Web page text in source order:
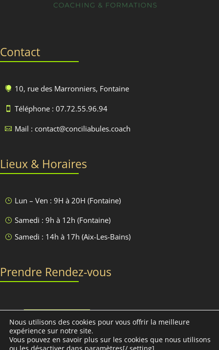
Contact
 10, rue des Marronniers, Fontaine
 Téléphone : 07.72.55.96.94
 Mail : contact@conciliabules.coach
Lieux & Horaires
} Lun – Ven : 9H à 20H (Fontaine)
} Samedi : 9h à 12h (Fontaine)
} Samedi : 14h à 17h (Aix-Les-Bains)
Prendre Rendez-vous
Discutons-en
Nous utilisons des cookies pour vous offrir la meilleure
expérience sur notre site.
Vous pouvez en savoir plus sur les cookies que nous utilisons